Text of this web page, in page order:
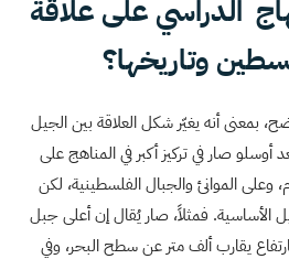
الدراسي على علاقة
وتاريخها؟
بمعنى أنه يغيّر شكل العلاقة بين الجيل
صار في تركيز أكبر في المناهج على
وعلى الموانئ والجبال الفلسطينية، لكن
فمثلاً، صار يُقال إن أعلى جبل
يقارب ألف متر عن سطح البحر، وفي